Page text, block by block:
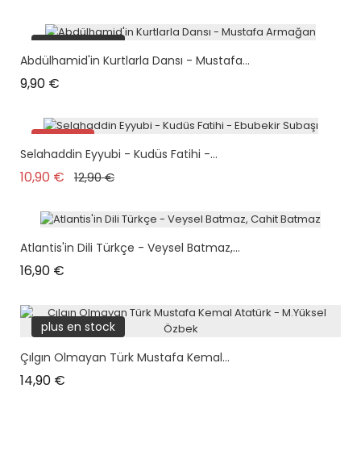
plus en stock
Abdülhamid'in Kurtlarla Dansı - Mustafa...
9,90 €
Promo !
Selahaddin Eyyubi - Kudüs Fatihi -...
10,90 € Prix de base
12,90 €Prix
Atlantis'in Dili Türkçe - Veysel Batmaz,...
16,90 €
plus en stock
Çılgın Olmayan Türk Mustafa Kemal...
14,90 €